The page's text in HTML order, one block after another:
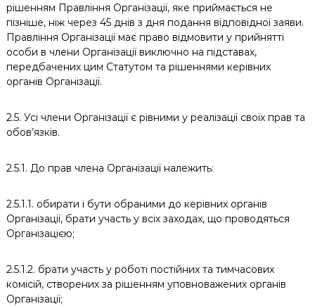
рішенням Правління Організації, яке приймається не
пізніше, ніж через 45 днів з дня подання відповідної заяви.
Правління Організації має право відмовити у прийнятті
особи в члени Організації виключно на підставах,
передбачених цим Статутом та рішеннями керівних
органів Організації.
2.5. Усі члени Організації є рівними у реалізації своїх прав та
обов’язків.
2.5.1. До прав члена Організації належить:
2.5.1.1. обирати і бути обраними до керівних органів
Організації, брати участь у всіх заходах, що проводяться
Організацією;
2.5.1.2. брати участь у роботі постійних та тимчасових
комісій, створених за рішенням уповноважених органів
Організації;